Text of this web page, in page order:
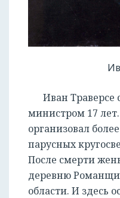
Иван
министром 17
организовал
парусных
После смерти
деревню
области. И здесь